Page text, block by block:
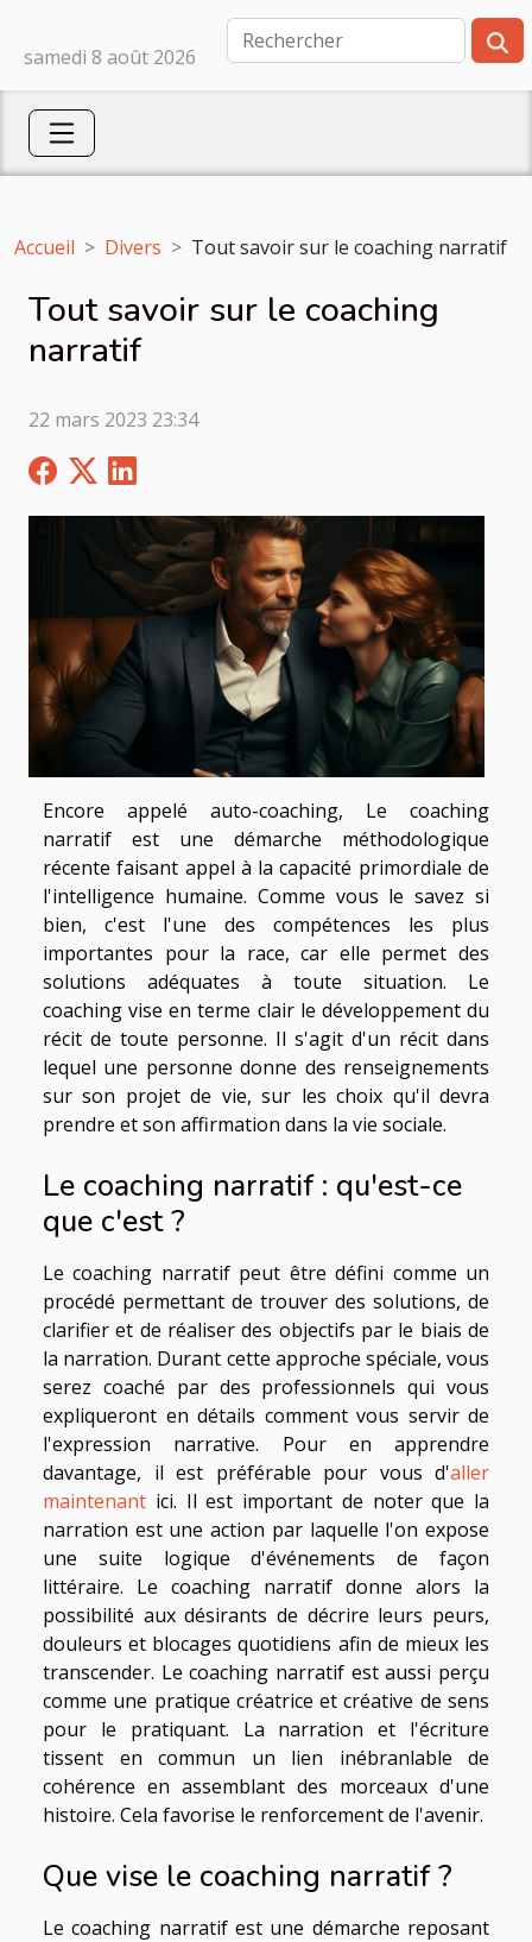
samedi 8 août 2026
Accueil Divers Tout savoir sur le coaching narratif
Tout savoir sur le coaching
narratif
22 mars 2023 23:34
Encore appelé auto-coaching, Le coaching
narratif est une démarche méthodologique
récente faisant appel à la capacité primordiale de
l'intelligence humaine. Comme vous le savez si
bien, c'est l'une des compétences les plus
importantes pour la race, car elle permet des
solutions adéquates à toute situation. Le
coaching vise en terme clair le développement du
récit de toute personne. Il s'agit d'un récit dans
lequel une personne donne des renseignements
sur son projet de vie, sur les choix qu'il devra
prendre et son affirmation dans la vie sociale.
Le coaching narratif : qu'est-ce
que c'est ?
Le coaching narratif peut être défini comme un
procédé permettant de trouver des solutions, de
clarifier et de réaliser des objectifs par le biais de
la narration. Durant cette approche spéciale, vous
serez coaché par des professionnels qui vous
expliqueront en détails comment vous servir de
l'expression narrative. Pour en apprendre
davantage, il est préférable pour vous d'aller
maintenant ici. Il est important de noter que la
narration est une action par laquelle l'on expose
une suite logique d'événements de façon
littéraire. Le coaching narratif donne alors la
possibilité aux désirants de décrire leurs peurs,
douleurs et blocages quotidiens afin de mieux les
transcender. Le coaching narratif est aussi perçu
comme une pratique créatrice et créative de sens
pour le pratiquant. La narration et l'écriture
tissent en commun un lien inébranlable de
cohérence en assemblant des morceaux d'une
histoire. Cela favorise le renforcement de l'avenir.
Que vise le coaching narratif ?
Le coaching narratif est une démarche reposant